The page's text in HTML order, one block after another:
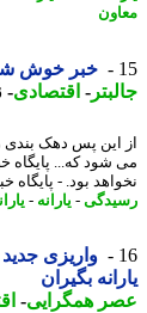
خبر خوش شبانه
-اقتصادی-6 ماه پیش - شنبه 2 اسفند 1404، 00:47
پس دهک بندی
که... پایگاه
بود. - پایگاه
-یارانه- یارانه
واریزی جدید
بگیران
همگرایی -